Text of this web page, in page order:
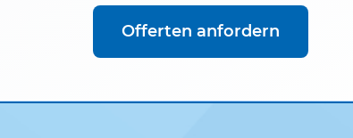
Offerten anfordern